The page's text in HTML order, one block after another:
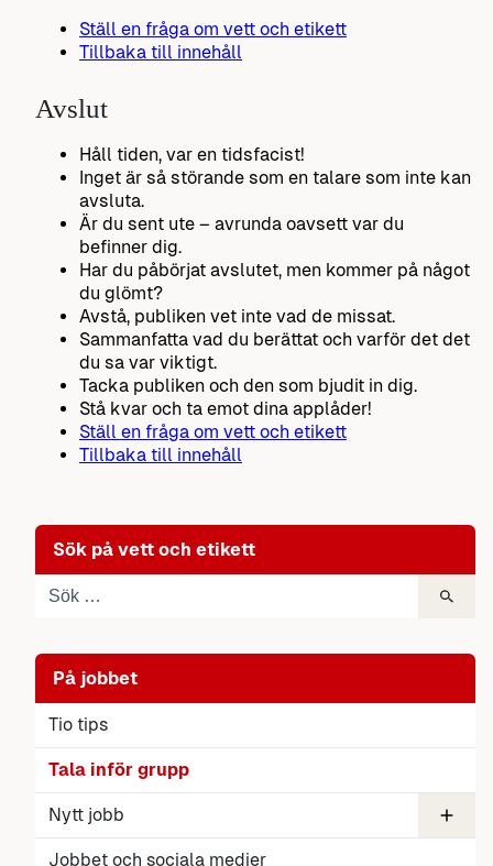
Sök på vett och etikett
På jobbet
Tio tips
Tala inför grupp
Nytt jobb
Anställningsintervju
Skriva betyg
Jobbet och sociala medier
Ställ en fråga om vett och etikett
Tillbaka till innehåll
Avslut
Håll tiden, var en tidsfacist!
Inget är så störande som en talare som inte kan
avsluta.
Är du sent ute – avrunda oavsett var du
befinner dig.
Har du påbörjat avslutet, men kommer på något
du glömt?
Avstå, publiken vet inte vad de missat.
Sammanfatta vad du berättat och varför det det
du sa var viktigt.
Tacka publiken och den som bjudit in dig.
Stå kvar och ta emot dina applåder!
Ställ en fråga om vett och etikett
Tillbaka till innehåll